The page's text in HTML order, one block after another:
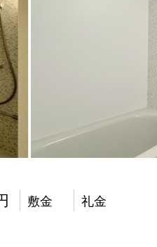
敷金 礼金